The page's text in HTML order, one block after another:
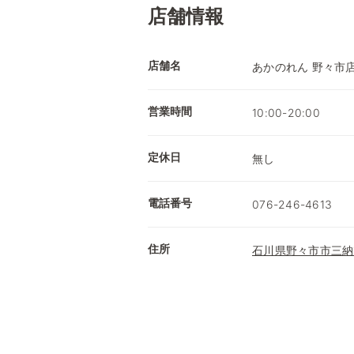
店舗情報
店舗名 あかのれん 野々市
営業時間 10:00-20:00
定休日 無し
電話番号 076-246-4613
住所 石川県野々市市三